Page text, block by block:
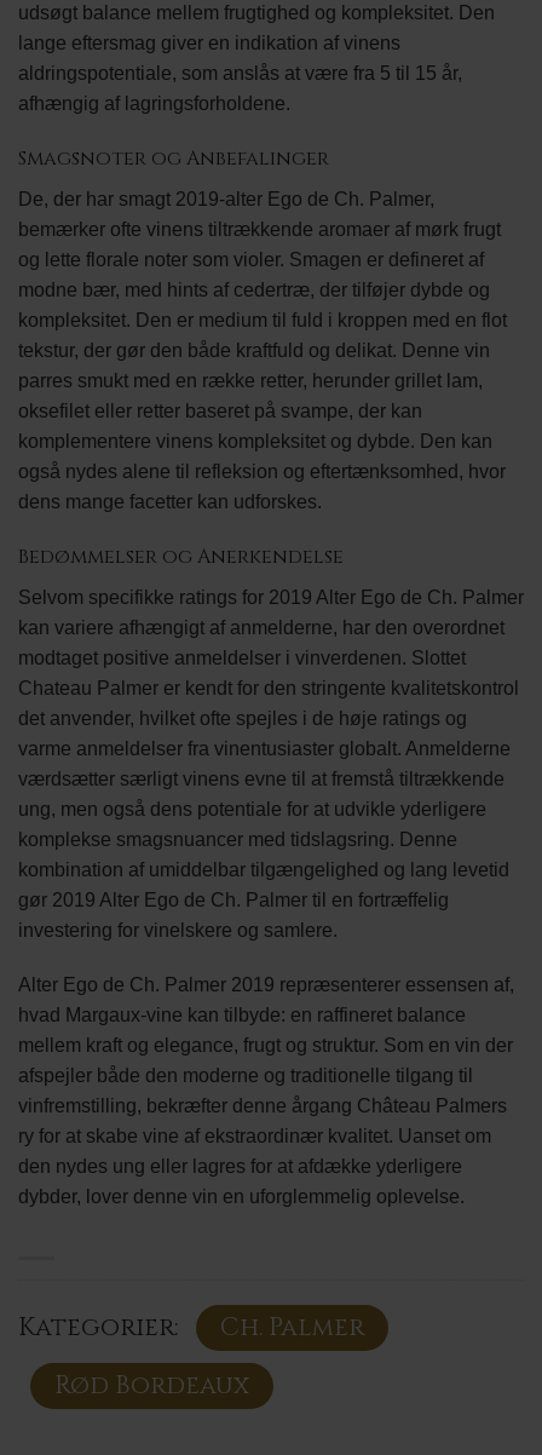
udsøgt balance mellem frugtighed og kompleksitet. Den
lange eftersmag giver en indikation af vinens
aldringspotentiale, som anslås at være fra 5 til 15 år,
afhængig af lagringsforholdene.
Smagsnoter og Anbefalinger
De, der har smagt 2019-alter Ego de Ch. Palmer,
bemærker ofte vinens tiltrækkende aromaer af mørk frugt
og lette florale noter som violer. Smagen er defineret af
modne bær, med hints af cedertræ, der tilføjer dybde og
kompleksitet. Den er medium til fuld i kroppen med en flot
tekstur, der gør den både kraftfuld og delikat. Denne vin
parres smukt med en række retter, herunder grillet lam,
oksefilet eller retter baseret på svampe, der kan
komplementere vinens kompleksitet og dybde. Den kan
også nydes alene til refleksion og eftertænksomhed, hvor
dens mange facetter kan udforskes.
Bedømmelser og Anerkendelse
Selvom specifikke ratings for 2019 Alter Ego de Ch. Palmer
kan variere afhængigt af anmelderne, har den overordnet
modtaget positive anmeldelser i vinverdenen. Slottet
Chateau Palmer er kendt for den stringente kvalitetskontrol
det anvender, hvilket ofte spejles i de høje ratings og
varme anmeldelser fra vinentusiaster globalt. Anmelderne
værdsætter særligt vinens evne til at fremstå tiltrækkende
ung, men også dens potentiale for at udvikle yderligere
komplekse smagsnuancer med tidslagsring. Denne
kombination af umiddelbar tilgængelighed og lang levetid
gør 2019 Alter Ego de Ch. Palmer til en fortræffelig
investering for vinelskere og samlere.
Alter Ego de Ch. Palmer 2019 repræsenterer essensen af,
hvad Margaux-vine kan tilbyde: en raffineret balance
mellem kraft og elegance, frugt og struktur. Som en vin der
afspejler både den moderne og traditionelle tilgang til
vinfremstilling, bekræfter denne årgang Château Palmers
ry for at skabe vine af ekstraordinær kvalitet. Uanset om
den nydes ung eller lagres for at afdække yderligere
dybder, lover denne vin en uforglemmelig oplevelse.
Kategorier:
Ch. Palmer
Rød Bordeaux